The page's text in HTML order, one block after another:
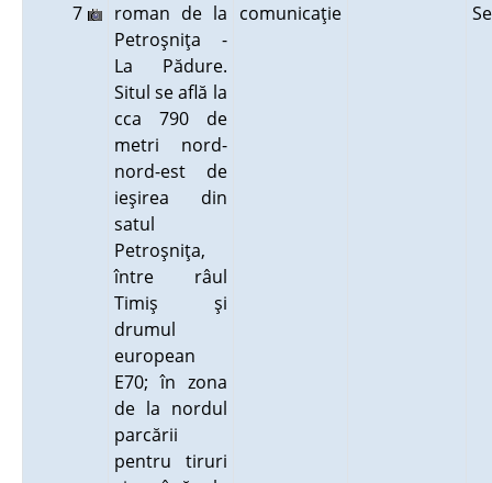
7
roman de la
Petroşniţa -
La Pădure.
Situl se află la
cca 790 de
metri nord-
nord-est de
ieşirea din
satul
Petroşniţa,
între râul
Timiş şi
drumul
european
E70; în zona
de la nordul
parcării
pentru tiruri
comunicaţie